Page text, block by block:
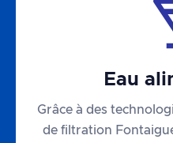
Eau
Grâce à des
de filtration